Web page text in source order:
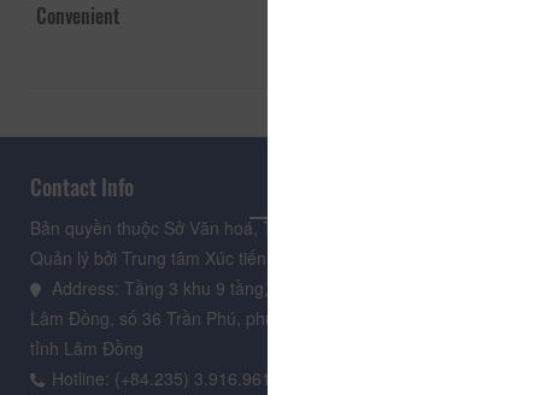
Convenient
Contact Info
Bản quyền thuộc Sở Văn hoá, Thể thao và Du lịch Lâm Đồng.
Quản lý bởi Trung tâm Xúc tiến Du lịch Lâm Đồng
Address: Tầng 3 khu 9 tầng, Trung tâm Hành chính tỉnh
Lâm Đồng, số 36 Trần Phú, phường Xuân Hương - Đà Lạt,
tỉnh Lâm Đồng
Hotline: (+84.235) 3.916.961